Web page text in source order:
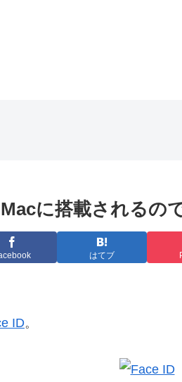
に搭載されるの
はてブ
ID。